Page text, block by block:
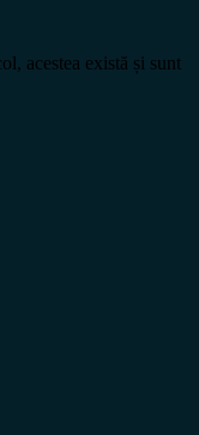
acestea există și sunt